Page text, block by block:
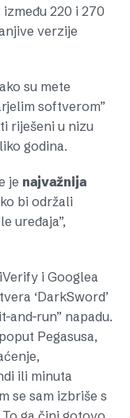
220 i 270
verzije
su mete
softverom”
riješeni u nizu
godina.
je najvažnija
bi održali
uređaja”,
i Googlea
‘DarkSword’
and-run” napadu.
poput Pegasusa,
ili minuta
se sam izbriše s